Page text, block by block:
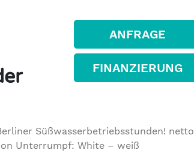
ANFRAGE
FINANZIERUNG
Süßwasserbetriebsstunden! netto
Unterrumpf: White – weiß